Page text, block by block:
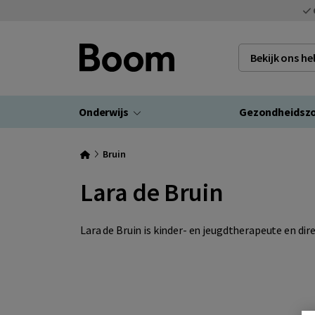
Bekijk ons
Onderwijs
Bruin
Lara de Bruin
Lara de Bruin is kinder- en jeugdtherapeute en